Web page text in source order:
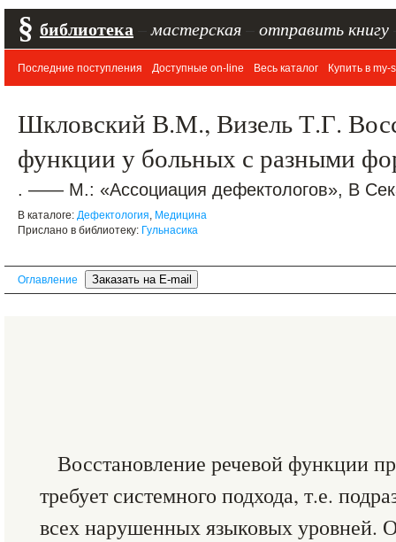
§ библиотека мастерская отправить книгу
Последние поступления Доступные on-line Весь каталог Купить в my-
Шкловский В.М., Визель Т.Г.
функции у больных с разными
. —— М.: «Ассоциация дефектологов», В
В каталоге: Дефектология, Медицина
Прислано в библиотеку: Гульнасика
Оглавление
Восстановление речевой функции
требует системного подхода, т.е.
всех нарушенных языковых уровней.